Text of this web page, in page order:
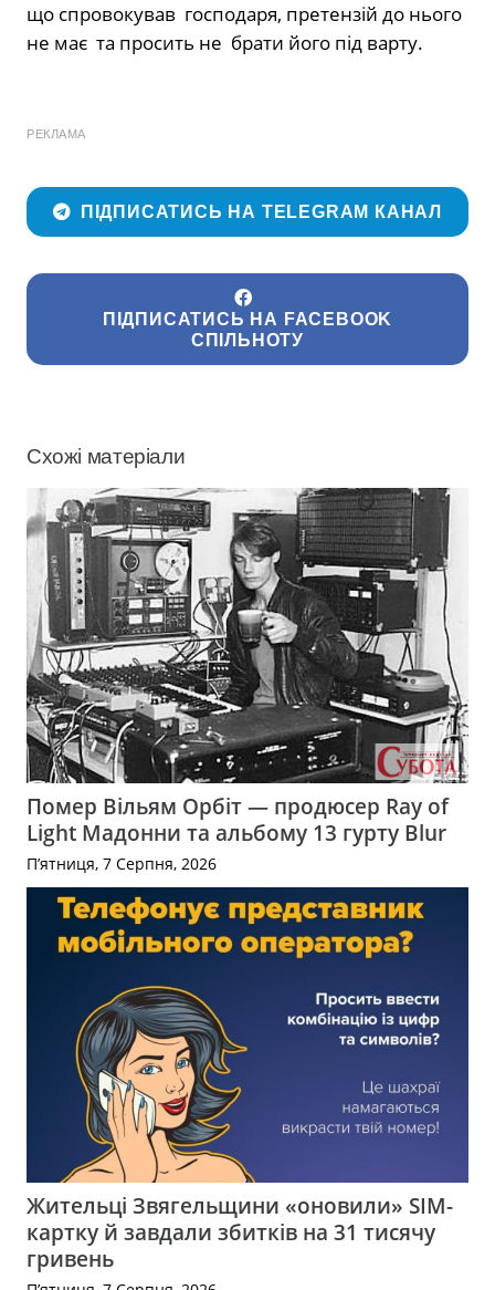
що спровокував господаря, претензій до нього
не має та просить не брати його під варту.
РЕКЛАМА
ПІДПИСАТИСЬ НА TELEGRAM КАНАЛ
ПІДПИСАТИСЬ НА FACEBOOK
СПІЛЬНОТУ
Схожі матеріали
Помер Вільям Орбіт — продюсер Ray of
Light Мадонни та альбому 13 гурту Blur
П’ятниця, 7 Серпня, 2026
Жительці Звягельщини «оновили» SIM-
картку й завдали збитків на 31 тисячу
гривень